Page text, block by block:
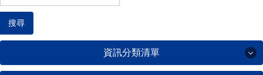
搜尋
資訊分類清單